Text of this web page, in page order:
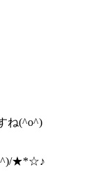
ね(^o^)
★*☆♪